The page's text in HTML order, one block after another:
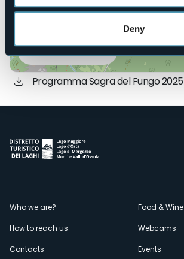
Deny
Open the map
Programma Sagra del Fungo 2025
Menù
secondario
Who we are?
How to reach us
Contacts
Food & Wine
Webcams
Events